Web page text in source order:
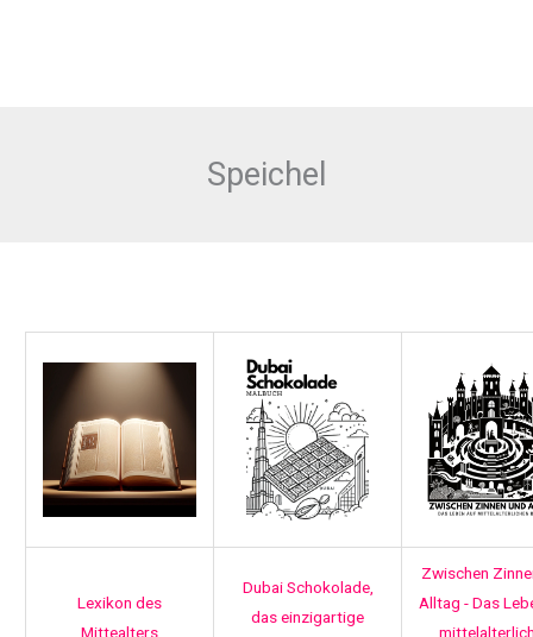
Speichel
Lexikon des
Mittealters
Dubai Schokolade,
das einzigartige
Zwischen
Alltag - Das